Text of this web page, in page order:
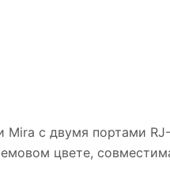
Mira с двумя портами
цвете,